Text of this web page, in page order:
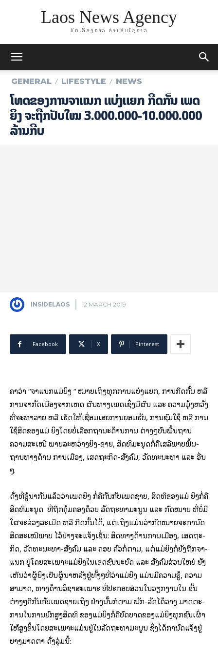
Laos News Agency
ມັກເລື່ອງລາວ ອ່ານອິນໄຊລາວ
GENERAL LIFESTYLE NEWS
ໂທດ​ຂອງ​ການຈຳ­ແນກ ແບ່ງ​ແຍກ ກີດ​ກັ້ນ ​ເພດ​
ຍິງ​ ຈະ​ຖືກປັບ​ໃໝ 3.000.000-10.000.000
ລ້ານ​ກີບ
INSIDELAOS 12 MARCH 2019
Facebook X Pinterest
ຄຳ​ວ່າ “ຈຳ­ແນກ​ແມ່­ຍິງ “ ໝາຍ​ເຖິງ​ທຸກ​ການ​ແບ່ງ​ແຍກ, ການ​ກີດ​ກັ້ນ ຫລື
ການ​ຈຳ­ກັດ​ເນື່ອງ​ຈາກ​ເຫດ ຜົນ​ທາງ​ເພດ​ເຊິ່ງ​ມີ​ຜົນ ແລະ ຄວາມ​ມຸ້ງ​ຫວັງ​
ທີ່​ຈະ​ທຳ­ລາຍ ຫລື ເຮັດ​ໃຫ້​ເຊື່ອມ​ເສຍ​ການ​ຍອມ­ຮັບ, ການ​ຊົມ­ໃຊ້ ຫລື ການ​
ໃຊ້​ສິດ​ຂອງ​ແມ່ ຍິງ​ໂດຍ​ບໍ່​ເລືອກ​ຖາ­ນະ​ດ້ານ​ການ ຕ່າງໆ​ບົນ​ພື້ນ­ຖານ​
ຄວາມ​ສະ­ເໝີ ພາບ​ລະ­ຫວ່າງ​ຍິງ-​ຊາຍ, ສິດ­ທິ​ມະ­ນຸດ​ກໍ່​ຄື​ເສ­ລີ­ພາບ​ພື້ນ­
ຖານ​ທາງ​ດ້ານ ການ­ເມືອງ, ເສດ­ຖະ­ກິດ-​ສັງ­ຄົມ, ວັດ­ທະ­ນະ­ທຳ ແລະ ອື່ນ
ໆ.
ດັ່ງ​ທີ່​ຮູ້​ນຳ​ກັນ​ແລ້ວ​ວ່າ​ເພດ​ຍິງ ກໍ່​ຄື​ກັນ​ກັບ​ເພດ​ຊາຍ, ສິດ­ທິ​ຂອງ​ແມ່ ຍິງ​ກໍ່​ຄື​
ສິດ­ທິ​ມະ­ນຸດ ທີ່​ຖືກ​ຄຸ້ມ​ຄອງ​ດ້ວຍ ລັດ​ຖະ​ທຳ​ມະ­ນູນ ແລະ ກົດໝາຍ ທີ່​ບໍ່​ມີ​
ໃຜ​ຈະ​ລ່ວງ​ລະ­ເມີດ ຫລື ກີດ​ກັ້ນ​ໄດ້, ແຕ່​ເຖິງ​ແມ່ນ​ວ່າ​ກົດ­ໝາຍ​ຈະ​ກຳ­ນົດ​
ສິດ​ສະ­ເໝີ­ພາບ ໄວ້​ຢ່າງ​ຈະ­ແຈ້ງ​ເຊັ່ນ: ສິດ​ທາງ​ດ້ານ​ການ­ເມືອງ, ເສດ­ຖະ­
ກິດ, ວັດ­ທະ­ນະ​ທຳ-​ສັງ­ຄົມ ແລະ ຄອບ ຄົວ​ກໍ່​ຕາມ, ແຕ່​ແມ່­ຍິງ​ກໍ່​ຍັງ​ຖືກ​ຈຳ­
ແນກ ຢູ່​ໂດຍ​ສະ­ເພາະ​ແມ່­ຍິງ​ໃນ​ເຂດ​ຊົນ­ນະ­ບົດ ແລະ ສັງ­ຄົມ​ສ່ວນ​ໃຫຍ່ ຍັງ
ເຫັນ​ວ່າ​ຜູ້­ຍິງ​ເປັນ​ຜູ້­ນຳ​ຫລັງ​ຢູ່​ທັ້ງໆທີ່​ວ່າ​ແມ່­ຍິງ ແມ່ນ​ມີ​ຄວາມ​ຮູ້, ຄວາມ​
ສາ­ມາດ, ທາງ​ດ້ານ​ວິ­ຊາ​ສະ­ເພາະ ທີ່​ປະ­ກອບ­ສ່ວນ​ໃນ​ວຽກ​ງານ​ໃນ ຂັ້ນ​
ຕ່າງໆ​ຄື​ກັນ​ກັບ​ເພດ​ຊາຍ​ເຖິງ ຢ່າງ​ນັ້ນ​ກໍ​ຕາມ ພັກ-​ລັດ​ໄດ້​ວາງ ມາດ​ຕະ­
ການ​ໃນ​ການ​ຍົກ​ສູງ​ສິດ­ທິ ຂອງ​ແມ່­ຍິງ​ກໍ່​ຄື​ບົດ­ບາດ​ຂອງ​ແມ່ຍິງ​ທຸກ​ຊົນ­ເຜົ່າ​
ໃຫ້​ສູງຂຶ້ນ​ໂດຍ​ສະ­ເພາະ​ແມ່ນ​ຢູ່​ໃນ​ລັດ​ຖະ​ທຳ​ມະ­ນູນ ຊຶ່ງ​ໄດ້​ກຳ­ນົດ​ແຈ້ງ​ຢູ່​
ບາງ​ມາດ­ຕາ ດັ່ງ​ລຸ່ມ​ນີ້: